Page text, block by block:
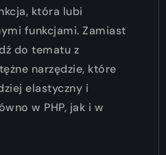
która lubi
funkcjami. Zamiast
do tematu z
narzędzie, które
elastyczny i
w PHP, jak i w